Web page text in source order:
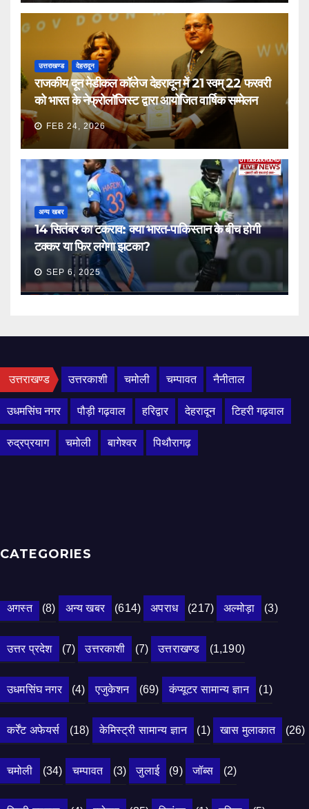
उत्तराखण्ड देहरादून
राजकीय दून मेडीकल कॉलेज देहरादून में 21 स्वम् 22 फरवरी
को भारत के नेफ्रोलॉजिस्ट द्वारा आयोजित वार्षिक सम्मेलन
FEB 24, 2026
अन्य खबर
14 सितंबर का टकराव: क्या भारत-पाकिस्तान के बीच होगी
टक्कर या फिर लगेगा झटका?
SEP 6, 2025
उत्तराखण्ड उत्तरकाशी चमोली चम्पावत नैनीताल
उधमसिंघ नगर पौड़ी गढ़वाल हरिद्वार देहरादून टिहरी गढ़वाल
रुद्रप्रयाग चमोली बागेश्वर पिथौरागढ़
CATEGORIES
अगस्त (8) अन्य खबर (614) अपराध (217) अल्मोड़ा (3)
उत्तर प्रदेश (7) उत्तरकाशी (7) उत्तराखण्ड (1,190)
उधमसिंघ नगर (4) एजुकेशन (69) कंप्यूटर सामान्य ज्ञान (1)
कर्रेंट अफेयर्स (18) केमिस्ट्री सामान्य ज्ञान (1) खास मुलाकात (26)
चमोली (34) चम्पावत (3) जुलाई (9) जॉब्स (2)